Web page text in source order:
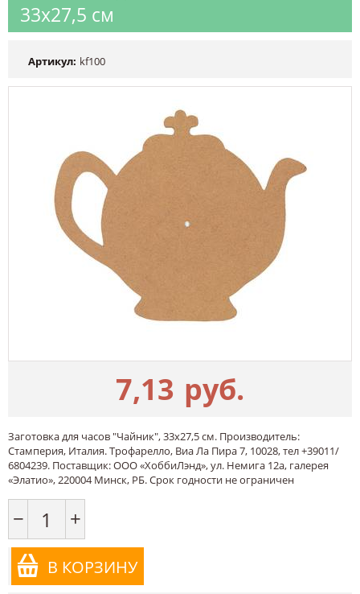
33х27,5 см
Артикул: kf100
7,13 руб.
Заготовка для часов "Чайник", 33х27,5 см. Производитель:
Стамперия, Италия. Трофарелло, Виа Ла Пира 7, 10028, тел +39011/
6804239. Поставщик: ООО «ХоббиЛэнд», ул. Немига 12а, галерея
«Элатио», 220004 Минск, РБ. Срок годности не ограничен
− +
В КОРЗИНУ